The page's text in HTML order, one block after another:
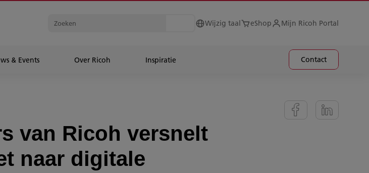
Wijzig taal eShop Mijn Ricoh Portal
& Events Over Ricoh Inspiratie Contact
van Ricoh versnelt
naar digitale